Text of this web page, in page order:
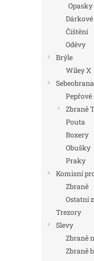
Opasky
Čištění
Oděvy
Brýle
Wiley X
Sebeobrana
Pepřové
Zbraně
Pouta
Boxery
Obušky
Praky
Komisní
Zbraně
Ostatní
Trezory
Slevy
Zbraně
Zbraně